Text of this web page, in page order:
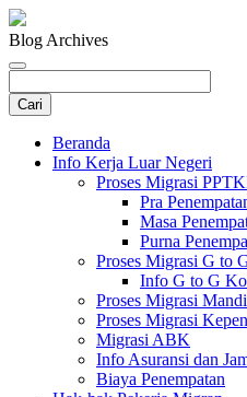
Blog Archives
Beranda
Info Kerja Luar Negeri
Proses Migrasi
Pra
Masa
Purna
Proses Migrasi G to
Info G to G
Proses Migrasi
Proses Migrasi
Migrasi ABK
Info Asuransi dan
Biaya Penempatan